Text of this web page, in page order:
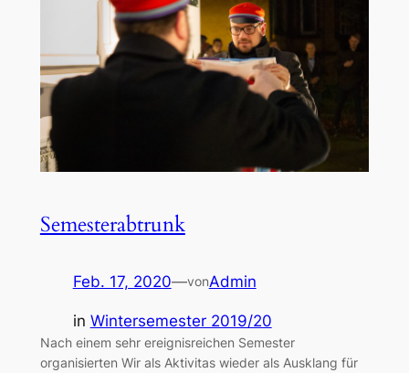
Semesterabtrunk
Feb. 17, 2020—vonAdmin
in Wintersemester 2019/20
Nach einem sehr ereignisreichen Semester
organisierten Wir als Aktivitas wieder als Ausklang für